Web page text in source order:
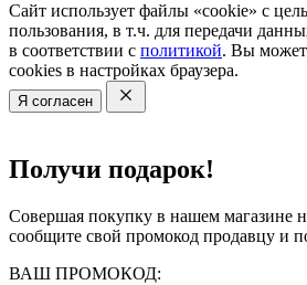
Сайт использует файлы «cookie» с
пользования, в т.ч. для передачи
в соответствии с политикой. Вы
cookies в настройках браузера.
Я согласен
Получи подарок!
Совершая покупку в нашем магазине
сообщите свой промокод продавцу и
ВАШ ПРОМОКОД: